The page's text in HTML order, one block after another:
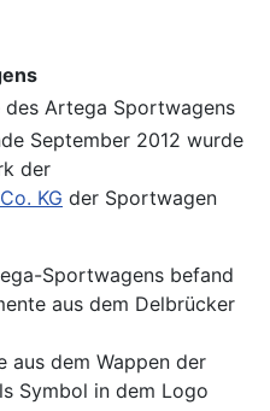
September 2012 wurde
der
KG der Sportwagen
Sportwagens befand
aus dem Delbrücker
aus dem Wappen der
Symbol in dem Logo